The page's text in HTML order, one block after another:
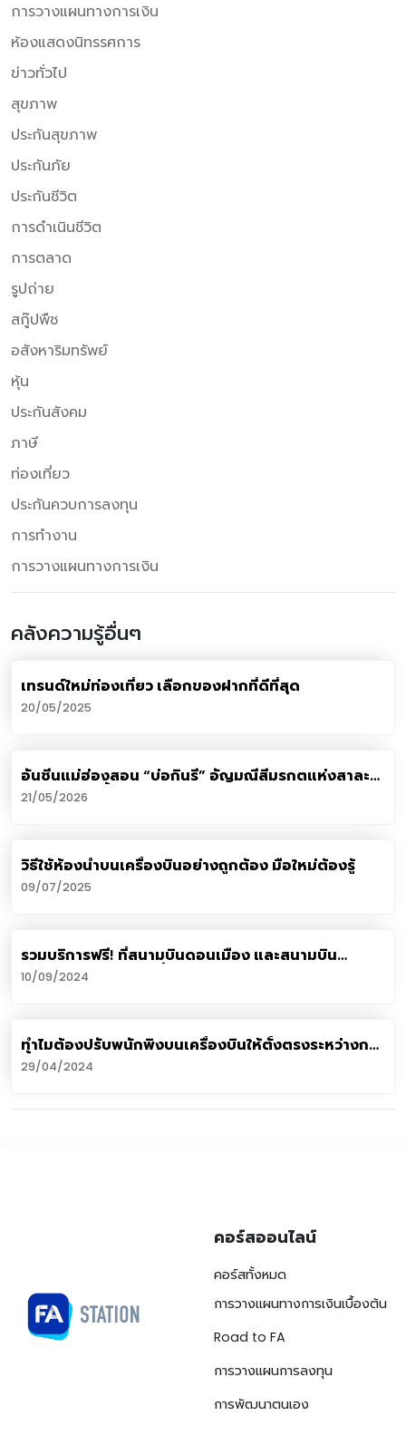
การวางแผนทางการเงิน
ห้องแสดงนิทรรศการ
ข่าวทั่วไป
สุขภาพ
ประกันสุขภาพ
ประกันภัย
ประกันชีวิต
การดำเนินชีวิต
การตลาด
รูปถ่าย
สกู๊ปพืช
อสังหาริมทรัพย์
หุ้น
ประกันสังคม
ภาษี
ท่องเที่ยว
ประกันควบการลงทุน
การทำงาน
การวางแผนทางการเงิน
คลังความรู้อื่นๆ
เทรนด์ใหม่ท่องเที่ยว เลือกของฝากที่ดีที่สุด
20/05/2025
อันซีนแม่ฮ่องสอน “บ่อกินรี” อัญมณีสีมรกตแห่งสาละ
วิน 1 ปีมีแค่ครั้ง!
21/05/2026
วิธีใช้ห้องน้ำบนเครื่องบินอย่างถูกต้อง มือใหม่ต้องรู้
09/07/2025
รวมบริการฟรี! ที่สนามบินดอนเมือง และสนามบิน
สุวรรณภูมิ สายท่องเที่ยวต้องรู้
10/09/2024
ทำไมต้องปรับพนักพิงบนเครื่องบินให้ตั้งตรงระหว่างการ
ขึ้นลง
29/04/2024
คอร์สออนไลน์
คอร์สทั้งหมด
การวางแผนทางการเงินเบื้องต้น
Road to FA
การวางแผนการลงทุน
การพัฒนาตนเอง